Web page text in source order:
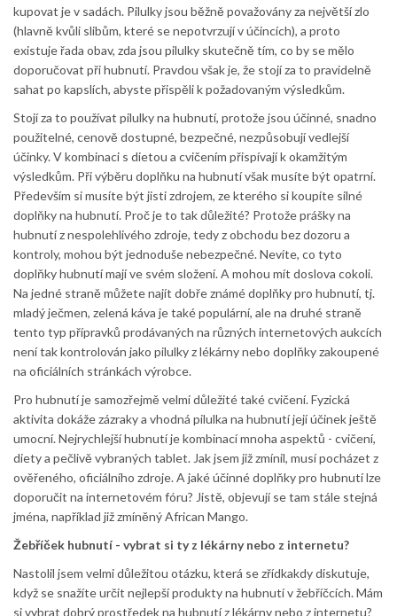
kupovat je v sadách. Pilulky jsou běžně považovány za největší zlo
(hlavně kvůli slibům, které se nepotvrzují v účincích), a proto
existuje řada obav, zda jsou pilulky skutečně tím, co by se mělo
doporučovat při hubnutí. Pravdou však je, že stojí za to pravidelně
sahat po kapslích, abyste přispěli k požadovaným výsledkům.
Stojí za to používat pilulky na hubnutí, protože jsou účinné, snadno
použitelné, cenově dostupné, bezpečné, nezpůsobují vedlejší
účinky. V kombinaci s dietou a cvičením přispívají k okamžitým
výsledkům. Při výběru doplňku na hubnutí však musíte být opatrní.
Především si musíte být jisti zdrojem, ze kterého si koupíte silné
doplňky na hubnutí. Proč je to tak důležité? Protože prášky na
hubnutí z nespolehlivého zdroje, tedy z obchodu bez dozoru a
kontroly, mohou být jednoduše nebezpečné. Nevíte, co tyto
doplňky hubnutí mají ve svém složení. A mohou mít doslova cokoli.
Na jedné straně můžete najít dobře známé doplňky pro hubnutí, tj.
mladý ječmen, zelená káva je také populární, ale na druhé straně
tento typ přípravků prodávaných na různých internetových aukcích
není tak kontrolován jako pilulky z lékárny nebo doplňky zakoupené
na oficiálních stránkách výrobce.
Pro hubnutí je samozřejmě velmi důležité také cvičení. Fyzická
aktivita dokáže zázraky a vhodná pilulka na hubnutí její účinek ještě
umocní. Nejrychlejší hubnutí je kombinací mnoha aspektů - cvičení,
diety a pečlivě vybraných tablet. Jak jsem již zmínil, musí pocházet z
ověřeného, oficiálního zdroje. A jaké účinné doplňky pro hubnutí lze
doporučit na internetovém fóru? Jistě, objevují se tam stále stejná
jména, například již zmíněný African Mango.
Žebříček hubnutí - vybrat si ty z lékárny nebo z internetu?
Nastolil jsem velmi důležitou otázku, která se zřídkakdy diskutuje,
když se snažíte určit nejlepší produkty na hubnutí v žebříčcích. Mám
si vybrat dobrý prostředek na hubnutí z lékárny nebo z internetu?